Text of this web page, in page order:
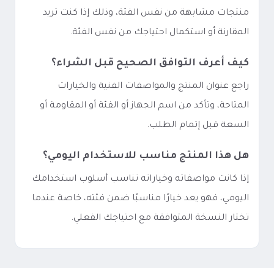
منتجات مشابهة من نفس الفئة، وذلك إذا كنت تريد
المقارنة أو استكمال احتياجك من نفس الفئة.
كيف أعرف التوافق الصحيح قبل الشراء؟
راجع عنوان المنتج والمواصفات الفنية والخيارات
المتاحة، وتأكد من اسم الجهاز أو الفئة أو المقاومة أو
السعة قبل إتمام الطلب.
هل هذا المنتج مناسب للاستخدام اليومي؟
إذا كانت مواصفاته وخياراته تناسب أسلوب استخدامك
اليومي، فهو يعد خيارًا مناسبًا ضمن فئته، خاصة عندما
تختار النسخة المتوافقة مع احتياجك الفعلي.